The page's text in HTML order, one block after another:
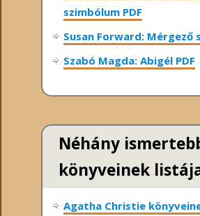
szimbólum PDF
Susan Forward: Mérgező
Szabó Magda: Abigél PDF
Néhány
könyveinek
Agatha Christie